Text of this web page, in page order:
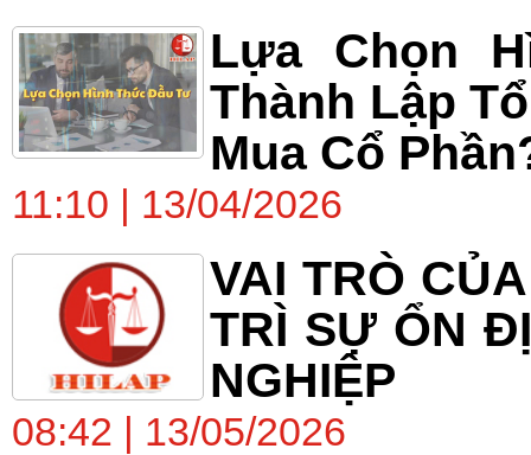
Lựa Chọn
Thành Lập
Mua Cổ
11:10 | 13/04/2026
VAI TRÒ
TRÌ SỰ ỔN
NGHIỆP
08:42 | 13/05/2026